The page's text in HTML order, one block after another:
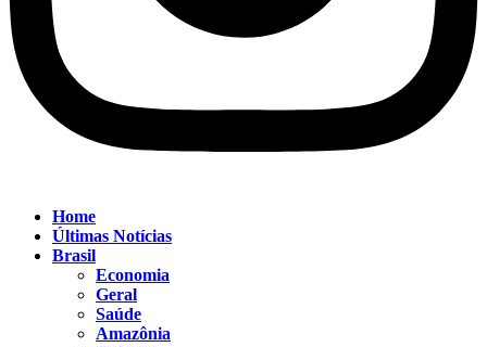
Home
Últimas Notícias
Brasil
Economia
Geral
Saúde
Amazônia